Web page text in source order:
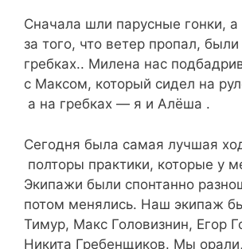
Сначала шли парусные гонки,
за того, что ветер пропал, были
гребках.. Милена нас
с Максом, который сидел на
а на гребках — я и Алёша .
Сегодня была самая лучшая
полторы практики, которые у
Экипажи были спонтанно
потом менялись. Наш экипаж
Тимур, Макс Головизнин, Егор
Никита Гребенщиков. Мы